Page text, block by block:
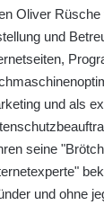
Oliver
und
und als
seine
und ohne